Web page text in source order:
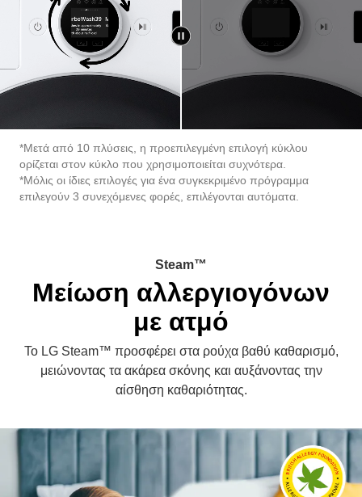
*Μετά από 10 πλύσεις, η προεπιλεγμένη επιλογή κύκλου
ορίζεται στον κύκλο που χρησιμοποιείται συχνότερα.
*Μόλις οι ίδιες επιλογές για ένα συγκεκριμένο πρόγραμμα
επιλεγούν 3 συνεχόμενες φορές, επιλέγονται αυτόματα.
Steam™
Μείωση αλλεργιογόνων
με ατμό
Το LG Steam™ προσφέρει στα ρούχα βαθύ καθαρισμό,
μειώνοντας τα ακάρεα σκόνης και αυξάνοντας την
αίσθηση καθαριότητας.